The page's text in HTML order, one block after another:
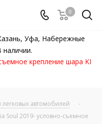
0
Уфа, Набережные
крепление шара KI
автомобилей
-
Soul 2019- условно-съемное